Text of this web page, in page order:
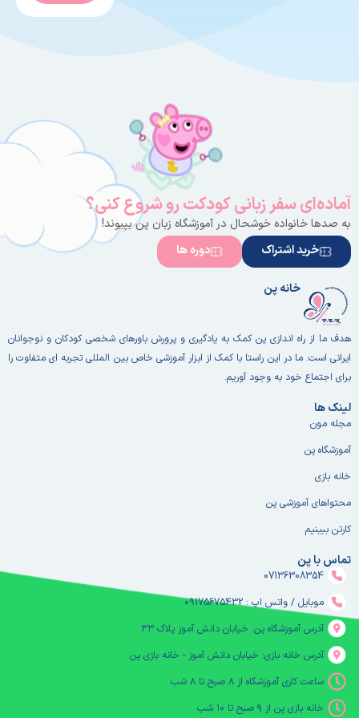
حرفه‌ای با
همه‌ی سنین
فرهنگ چینی
آماده‌ای سفر زبانی کودکت رو شروع کنی؟
به صدها خانواده خوشحال در آموزشگاه زبان پن بپیوند!
خرید اشتراک
دوره ها
خانه پن
هدف ما از راه اندازی پن کمک به یادگیری و پرورش باورهای شخصی کودکان و نوجوانان
ایرانی است. ما در این راستا با کمک از ابزار آموزشی خاص بین المللی تجربه ای متفاوت را
برای اجتماع خود به وجود آوریم.
لینک ها
مجله مون
آموزشگاه پن
خانه بازی
محتواهای آموزشی پن
کارتن ببینیم
تماس با پن
07136308354
موبایل / واتس اپ : 09175675432
آدرس آموزشگاه پن: خیابان دانش آموز پلاک ۳۳
آدرس خانه بازی: خیابان دانش آموز - خانه بازی پن
ساعت کاری آموزشگاه از ۸ صبح تا ۸ شب
خانه بازی پن از ۹ صبح تا ۱۰ شب